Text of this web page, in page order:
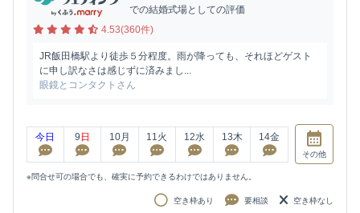
での結婚式場としての評価
4.53(360件)
JR飯田橋駅より徒歩５分程度。雨が降っても、それほどゲスト
に申し訳なさは感じずに済みまし...
眼鏡とコンタクトさん
今日 9 日 10月 11火 12水 13木 14金
その他
※問合せ可の場合でも、確実に予約できるわけではありません。
空き枠あり 要相談 空き枠なし